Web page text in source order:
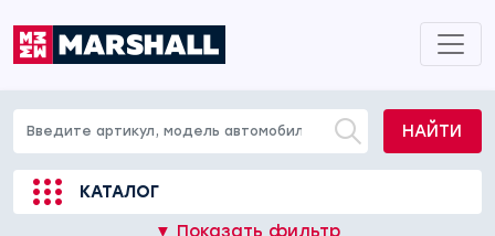
НАЙТИ
КАТАЛОГ
▼ Показать фильтр